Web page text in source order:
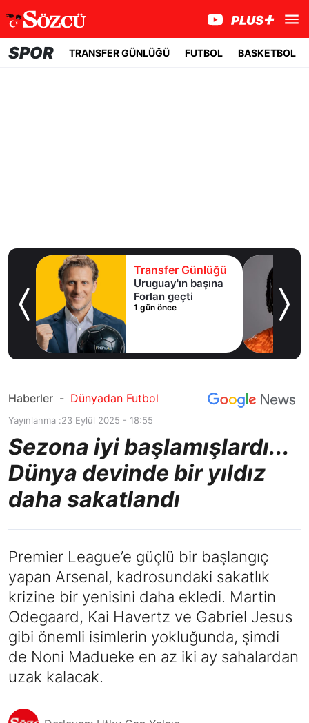
SPOR TRANSFER GÜNLÜĞÜ FUTBOL BASKETBOL
Transfer Günlüğü
Uruguay'ın başına
Forlan geçti
1 gün önce
Haberler - Dünyadan Futbol
Yayınlanma :23 Eylül 2025 - 18:55
Sezona iyi başlamışlardı...
Dünya devinde bir yıldız
daha sakatlandı
Premier League’e güçlü bir başlangıç
yapan Arsenal, kadrosundaki sakatlık
krizine bir yenisini daha ekledi. Martin
Odegaard, Kai Havertz ve Gabriel Jesus
gibi önemli isimlerin yokluğunda, şimdi
de Noni Madueke en az iki ay sahalardan
uzak kalacak.